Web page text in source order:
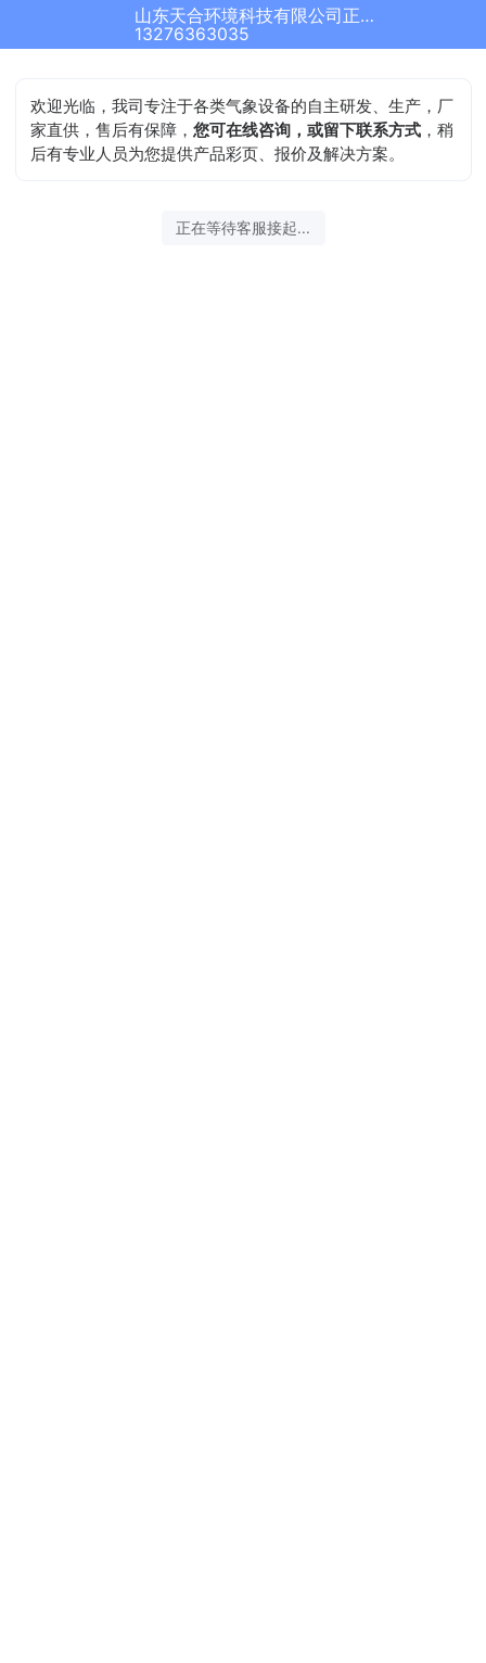
山东天合环境科技有限公司正在为您服务
13276363035
欢迎光临，我司专注于各类气象设备的自主研发、生产，厂
家直供，售后有保障，您可在线咨询，或留下联系方式 ，稍
后有专业人员为您提供产品彩页、报价及解决方案。
正在等待客服接起...